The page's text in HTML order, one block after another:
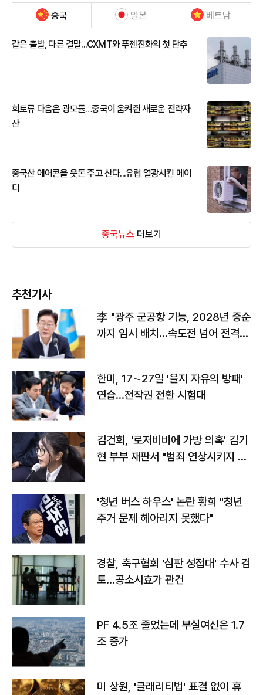
중국 일본 베트남
같은 출발, 다른 결말...CXMT와 푸젠진화의 첫 단추
희토류 다음은 광모듈…중국이 움켜쥔 새로운 전략자
산
중국산 에어콘을 웃돈 주고 산다...유럽 열광시킨 메이
디
중국뉴스 더보기
추천기사
李 "광주 군공항 기능, 2028년 중순
까지 임시 배치…속도전 넘어 전격
한미, 17∼27일 '을지 자유의 방패'
연습…전작권 전환 시험대
김건희, '로저비비에 가방 의혹' 김기
현 부부 재판서 "범죄 연상시키지 말
'청년 버스 하우스' 논란 황희 "청년
주거 문제 헤아리지 못했다"
경찰, 축구협회 '심판 성접대' 수사 검
토…공소시효가 관건
PF 4.5조 줄었는데 부실여신은 1.7
조 증가
미 상원, '클래리티법' 표결 없이 휴